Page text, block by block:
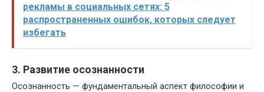
рекламы в социальных сетях: 5
распространенных ошибок, которых следует
избегать
3. Развитие осознанности
Осознанность — фундаментальный аспект философии и